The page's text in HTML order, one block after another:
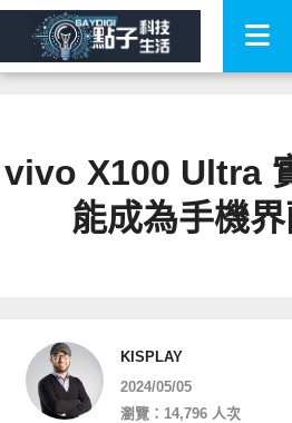
vivo X100 Ultra
能成為手機界
KISPLAY
2024/05/05
瀏覽：14,796 人次